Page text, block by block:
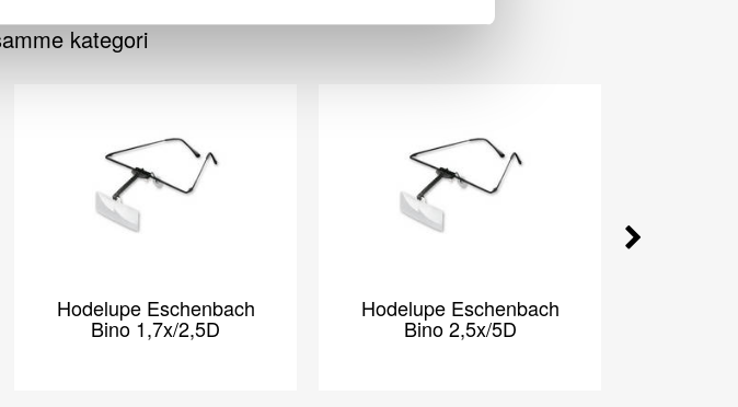
kategori
Hodelupe Eschenbach
Bino 1,7x/2,5D
Hodelupe Eschenbach
Bino 2,5x/5D